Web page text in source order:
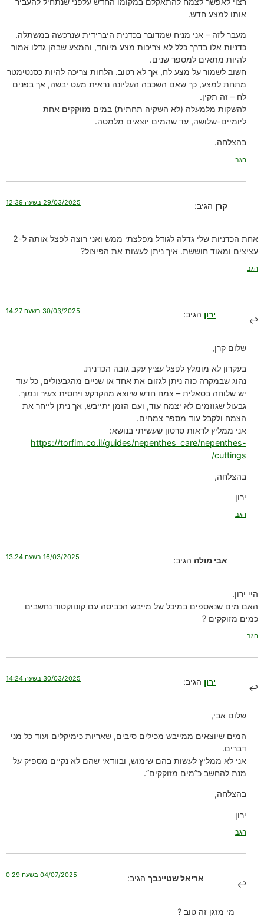
אותו למצע חדש.
מעבר לזה – אני מניח שמדובר בכדנית היברידית שנרכשה במשתלה.
כדניות אלו בדרך כלל לא צריכות מצע מיוחד, והמצע שבהן גדלו אמור
להיות מתאים למספר שנים.
חשוב לשמור על מצע לח, אך לא רטוב. הלחות צריכה להיות כסנטימטר
מתחת למצע, כך שאם השכבה העליונה נראית מעט יבשה, אך בפנים
לח – זה תקין.
להשקות מלמעלה (לא השקיה תחתית) במים מזוקקים אחת
ליומיים-שלושה, עד שהמים יוצאים מלמטה.
בהצלחה.
הגב
קרן הגיב: 29/03/2025 בשעה 12:39
אחת הכדניות שלי גדלה לגודל מפלצתי ממש ואני רוצה לפצל אותה ל-2
עציצים ומאוד חוששת. איך ניתן לעשות את הפיצול?
הגב
ירון הגיב: 30/03/2025 בשעה 14:27
שלום קרן,
בעקרון לא מומלץ לפצל עציץ עקב גובה הכדנית.
נהוג שבמקרה כזה ניתן לגזום את אחד או שניים מהגבעולים, כל עוד
יש שלוחה בסאלית – צמח חדש שיוצא מהקרקע ויחסית צעיר ונמוך.
גבעול שגוזמים לא יצמח עוד, ועם הזמן יתייבש, אך ניתן לייחר את
הצמח ולקבל עוד מספר צמחים.
אני ממליץ לראות סרטון שעשיתי בנושא:
https://torfim.co.il/guides/nepenthes_care/nepenthes-
cuttings/
בהצלחה,
ירון
הגב
אבי מולה הגיב: 16/03/2025 בשעה 13:24
היי ירון.
האם מים שנאספים במיכל של מייבש הכביסה עם קונווקטור נחשבים
כמים מזוקקים ?
הגב
ירון הגיב: 30/03/2025 בשעה 14:24
שלום אבי,
המים שיוצאים ממייבש מכילים סיבים, שאריות כימיקלים ועוד כל מני
דברים.
אני לא ממליץ לעשות בהם שימוש, ובוודאי שהם לא נקיים מספיק על
מנת להחשב כ”מים מזוקקים”.
בהצלחה,
ירון
הגב
אריאל שטיינבך הגיב: 04/07/2025 בשעה 0:29
מי מזגן זה טוב ?